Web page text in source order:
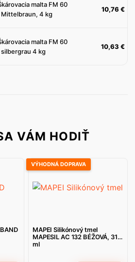
malta FM 60
Mittelbraun, 4 kg
10,76€
malta FM 60
silbergrau 4 kg
10,63 €
VÁM HODIŤ
VÝHODNÁ DOPRAVA
MAPEI Silikónový tmel
MAPESIL AC 132 BÉŽOVÁ, 310
ml